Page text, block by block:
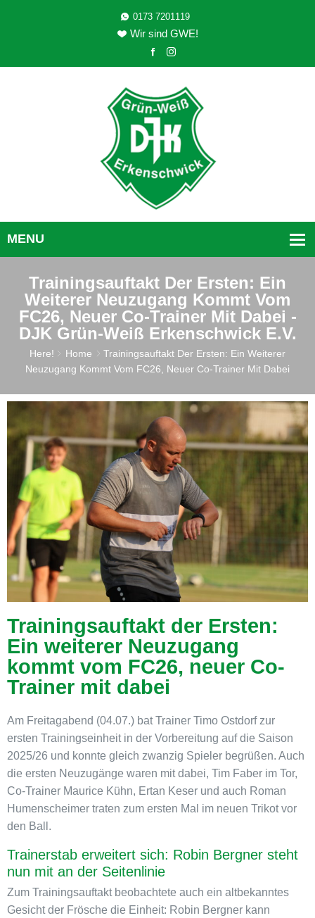
0173 7201119
Wir sind GWE!
Trainingsauftakt Der Ersten: Ein
Weiterer Neuzugang Kommt Vom
FC26, Neuer Co-Trainer Mit Dabei -
DJK Grün-Weiß Erkenschwick E.V.
Here! Home
Trainingsauftakt Der Ersten: Ein Weiterer
Neuzugang Kommt Vom FC26, Neuer Co-Trainer Mit Dabei
Trainingsauftakt der Ersten:
Ein weiterer Neuzugang
kommt vom FC26, neuer Co-
Trainer mit dabei
Am Freitagabend (04.07.) bat Trainer Timo Ostdorf zur
ersten Trainingseinheit in der Vorbereitung auf die Saison
2025/26 und konnte gleich zwanzig Spieler begrüßen. Auch
die ersten Neuzugänge waren mit dabei, Tim Faber im Tor,
Co-Trainer Maurice Kühn, Ertan Keser und auch Roman
Humenscheimer traten zum ersten Mal im neuen Trikot vor
den Ball.
Trainerstab erweitert sich: Robin Bergner steht
nun mit an der Seitenlinie
Zum Trainingsauftakt beobachtete auch ein altbekanntes
Gesicht der Frösche die Einheit: Robin Bergner kann